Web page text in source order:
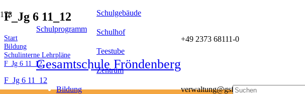
Schulprogramm
Gesamtschule Fröndenberg
+49 2373 68111-0
verwaltung@gsf-mail.de
Schulgebäude
Schulhof
Teestube
Zentrum
Bildung
F_Jg 6 11_12
Start
Bildung
Schulinterne Lehrpläne
F_Jg 6 11_12
F_Jg 6 11_12